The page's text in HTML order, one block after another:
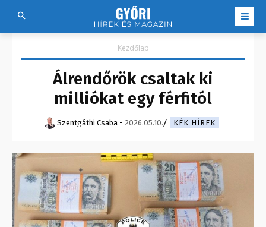
Kezdőlap
Álrendőrök csaltak ki
milliókat egy férfitól
Szentgáthi Csaba - 2026.05.10. KÉK HÍREK